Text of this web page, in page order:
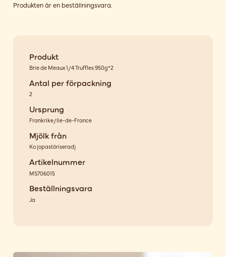
Produkten är en beställningsvara.
Produkt
Brie de Meaux 1/4 Truffles 950g*2
Antal per förpackning
2
Ursprung
Frankrike/Ile-de-France
Mjölk från
Ko(opastöriserad)
Artikelnummer
MS706015
Beställningsvara
Ja